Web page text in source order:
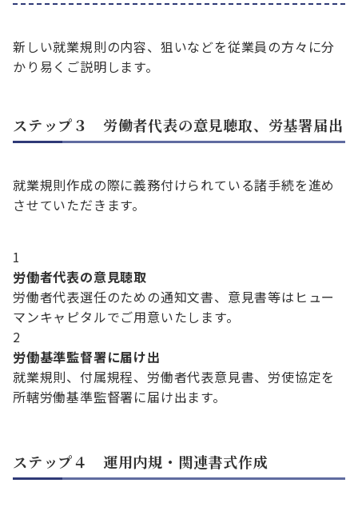
新しい就業規則の内容、狙いなどを従業員の方々に分
かり易くご説明します。
ステップ３ 労働者代表の意見聴取、労基署届出
就業規則作成の際に義務付けられている諸手続を進め
させていただきます。
1
労働者代表の意見聴取
労働者代表選任のための通知文書、意見書等はヒュー
マンキャピタルでご用意いたします。
2
労働基準監督署に届け出
就業規則、付属規程、労働者代表意見書、労使協定を
所轄労働基準監督署に届け出ます。
ステップ４ 運用内規・関連書式作成